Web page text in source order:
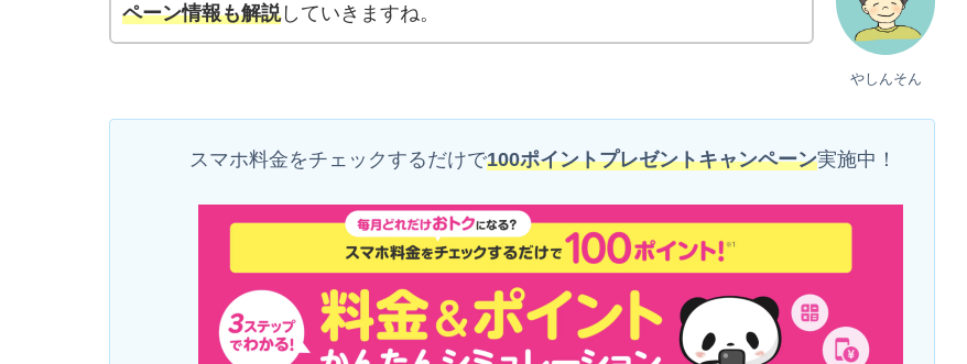
やしんそん
ペーン情報も解説していきますね。
スマホ料金をチェックするだけで100ポイントプレゼントキャンペーン実施中！